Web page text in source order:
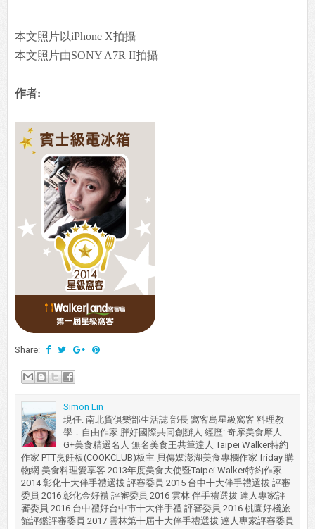
本文照片以iPhone X拍攝
本文照片由SONY A7R II拍攝
作者:
Share:
Simon Lin
現任: 南北貨俱樂部生活誌 部長 窩客島星級窩客 料理教
學．自由作家 胖好國際共同創辦人 經歷: 奇摩美食摩人
G+美食精選名人 無名美食王共筆達人 Taipei Walker特約
作家 PTT烹飪板(COOKCLUB)板主 貝傳媒澎湖美食專欄作家 friday 購
物網 美食料理愛享客 2013年度美食大使暨Taipei Walker特約作家
2014 彰化十大伴手禮選拔 評審委員 2015 台中十大伴手禮選拔 評審
委員 2016 彰化金好禮 評審委員 2016 雲林 伴手禮選拔 達人專家評
審委員 2016 台中禮好台中市十大伴手禮 評審委員 2016 桃園好棧旅
館評鑑評審委員 2017 雲林第十屆十大伴手禮選拔 達人專家評審委員